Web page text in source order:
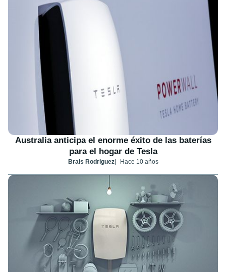
Australia anticipa el enorme éxito de las baterías
para el hogar de Tesla
Brais Rodriguez Hace 10 años